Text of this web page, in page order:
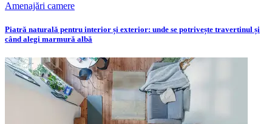
Amenajări camere
Piatră naturală pentru interior și exterior: unde se potrivește travertinul și
când alegi marmură albă